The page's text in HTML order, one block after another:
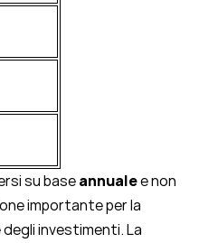
su baseannualee non
importante per la
investimenti. La